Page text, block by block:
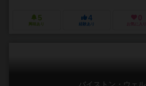
5
興味あり
4
経験あり
0
お気に入り